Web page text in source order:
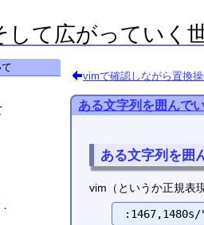
して広がっていく
vimで確認しながら置換
ある文字列を囲んで
ある文字列を囲
vim（というか正規表